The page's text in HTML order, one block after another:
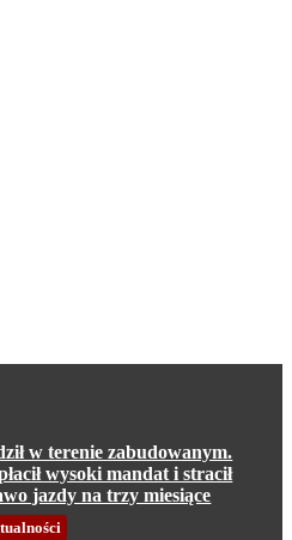
w terenie zabudowanym.
wysoki mandat i stracił
jazdy na trzy miesiące